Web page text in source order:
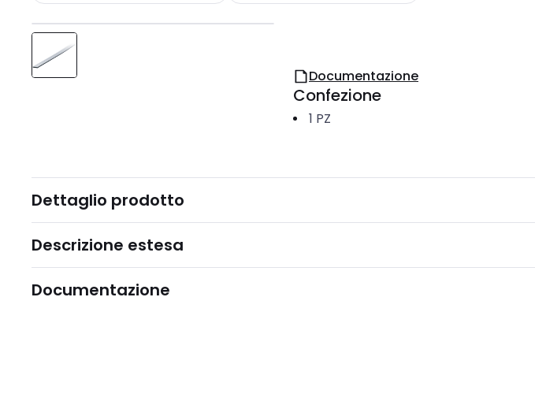
Documentazione
Confezione
1 PZ
Dettaglio prodotto
Descrizione estesa
Documentazione